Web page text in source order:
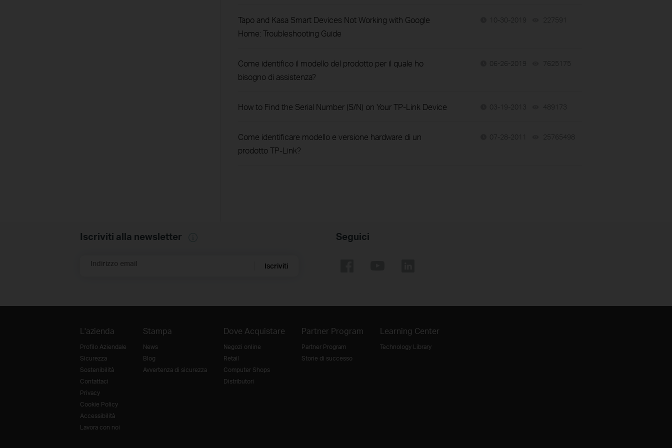
Tapo and Kasa Smart Devices Not Working with Google
Home: Troubleshooting Guide
10-30-2019 227591
Come identifico il modello del prodotto per il quale ho
bisogno di assistenza?
06-26-2019 7625175
How to Find the Serial Number (S/N) on Your TP-Link Device 03-19-2013 489173
Come identificare modello e versione hardware di un
prodotto TP-Link?
07-28-2011 25765498
Iscriviti alla newsletter
Indirizzo email Iscriviti
Seguici
L'azienda
Profilo Aziendale
Sicurezza
Sostenibilità
Contattaci
Privacy
Cookie Policy
Accessibilità
Lavora con noi
Stampa
News
Blog
Avvertenza di sicurezza
Dove Acquistare
Negozi online
Retail
Computer Shops
Distributori
Partner Program
Partner Program
Storie di successo
Learning Center
Technology Library